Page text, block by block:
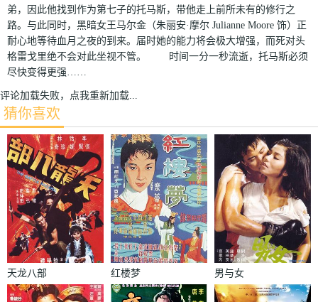
弟，因此他找到作为第七子的托马斯，带他走上前所未有的修行之
路。与此同时，黑暗女王马尔金（朱丽安·摩尔 Julianne Moore 饰）正
耐心地等待血月之夜的到来。届时她的能力将会极大增强，而死对头
格雷戈里绝不会对此坐视不管。 时间一分一秒流逝，托马斯必须
尽快变得更强……
评论加载失败，点我重新加载...
猜你喜欢
天龙八部 红楼梦 男与女